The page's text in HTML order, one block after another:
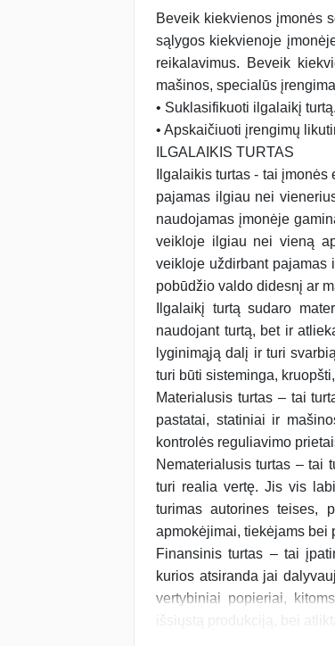
Beveik kiekvienos įmonės
sąlygos kiekvienoje
reikalavimus. Beveik
mašinos, specialūs
• Suklasifikuoti ilgalaikį turtą.
• Apskaičiuoti įrengimų
ILGALAIKIS TURTAS
Ilgalaikis turtas - tai
pajamas ilgiau nei
naudojamas įmonėje
veikloje ilgiau nei vieną
veikloje uždirbant pajamas
pobūdžio valdo didesnį ar
Ilgalaikį turtą sudaro
naudojant turtą, bet ir
lyginimąją dalį ir turi
turi būti sisteminga,
Materialusis turtas – tai
pastatai, statiniai ir
kontrolės reguliavimo
Nematerialusis turtas – tai
turi realia vertę. Jis vis
turimas autorines teises,
apmokėjimai, tiekėjams bei
Finansinis turtas – tai
kurios atsiranda jai
vertybiniai popieriai,